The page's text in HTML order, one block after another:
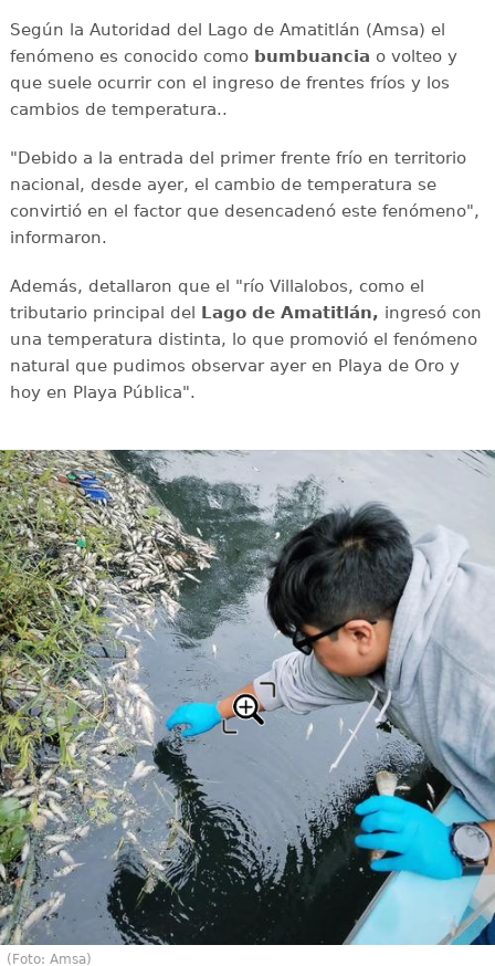
Según la Autoridad del Lago de Amatitlán (Amsa) el
fenómeno es conocido como bumbuancia o volteo y
que suele ocurrir con el ingreso de frentes fríos y los
cambios de temperatura..
"Debido a la entrada del primer frente frío en territorio
nacional, desde ayer, el cambio de temperatura se
convirtió en el factor que desencadenó este fenómeno",
informaron.
Además, detallaron que el "río Villalobos, como el
tributario principal del Lago de Amatitlán, ingresó con
una temperatura distinta, lo que promovió el fenómeno
natural que pudimos observar ayer en Playa de Oro y
hoy en Playa Pública".
(Foto: Amsa)